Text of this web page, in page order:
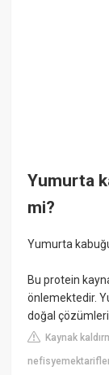
Yumurta
mi?
Yumurta
Bu protein
önlemektedir.
doğal
Kaynak